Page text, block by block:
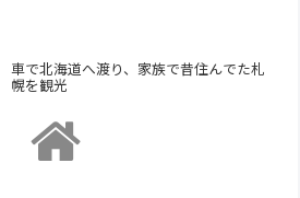
車で北海道へ渡り、家族で昔住んでた札
幌を観光